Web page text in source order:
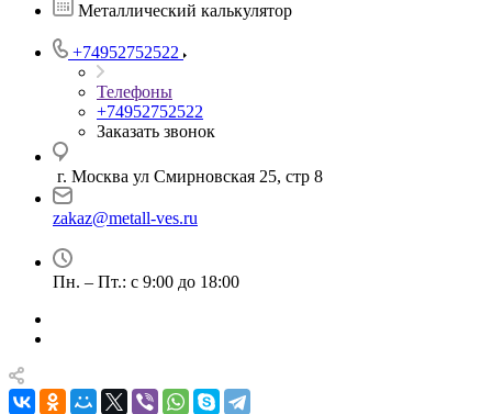
Металлический калькулятор
+74952752522
Телефоны
+74952752522
Заказать звонок
г. Москва ул Смирновская 25, стр 8
zakaz@metall-ves.ru
Пн. – Пт.: с 9:00 до 18:00